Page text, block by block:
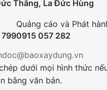
Thắng, La Đức Hùng
Quảng cáo và Phát
0915 057 282
dưới mọi hình thức
bằng văn bản.